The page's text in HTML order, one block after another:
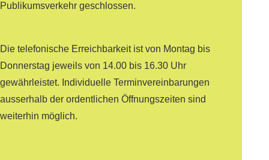
Publikumsverkehr geschlossen.
Die telefonische Erreichbarkeit ist von Montag bis
Donnerstag jeweils von 14.00 bis 16.30 Uhr
gewährleistet. Individuelle Terminvereinbarungen
ausserhalb der ordentlichen Öffnungszeiten sind
weiterhin möglich.